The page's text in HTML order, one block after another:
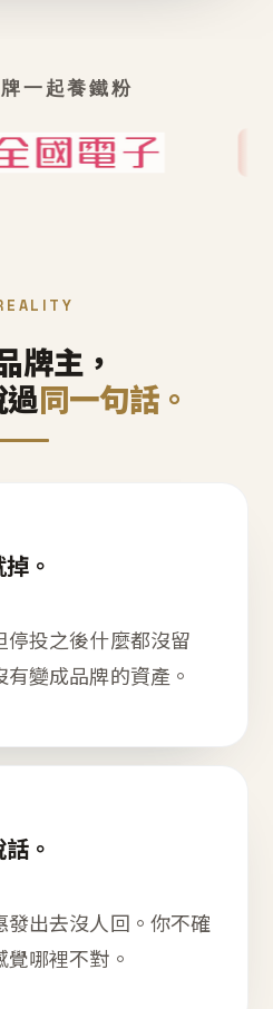
一起養鐵粉
牌主，
同一句話。
。
投之後什麼都沒留
變成品牌的資產。
。
出去沒人回。你不確
哪裡不對。